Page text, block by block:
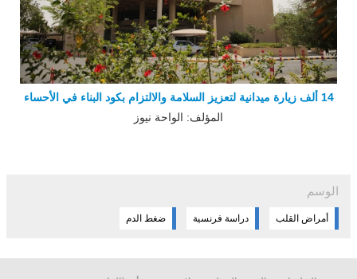
14 ألف زيارة ميدانية لتعزيز السلامة والالتزام بكود البناء في الأحساء
المؤلف: الواحة نيوز
الوسم
أمراض القلب دراسة فرنسية ضغط الدم